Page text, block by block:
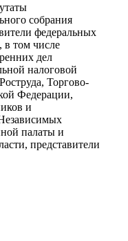
собрания
федеральных
в том числе
дел
налоговой
Торгово-
Федерации,
и
палаты и
представители